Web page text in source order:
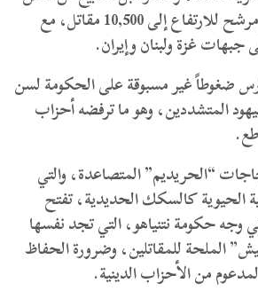
8 آلاف مقاتل، وعجز مرشح للارتفاع إلى 10,500 مقاتل، مع
جبهات غزة ولبنان وإيران.
ضغوطاً غير مسبوقة على الحكومة لسن
المتشددين، وهو ما ترفضه أحزاب
“الحريديم” المتصاعدة، والتي
الحيوية كالسكك الحديدية، تفتح
وجه حكومة نتنياهو، التي تجد نفسها
الملحة للمقاتلين، وضرورة الحفاظ
من الأحزاب الدينية.